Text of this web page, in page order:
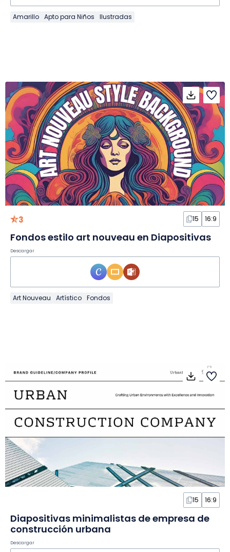
Amarillo Apto para Niños Ilustradas
3 15 16:9
Fondos estilo art nouveau en Diapositivas
Descargar
Art Nouveau Artístico Fondos
15 16:9
Diapositivas minimalistas de empresa de
construcción urbana
Descargar